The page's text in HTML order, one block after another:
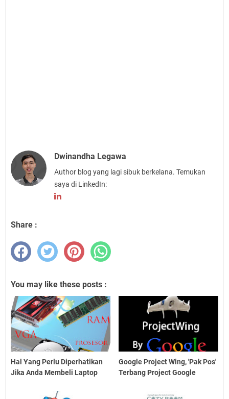
Dwinandha Legawa
Author blog yang lagi sibuk berkelana. Temukan
saya di LinkedIn:
Share :
You may like these posts :
Hal Yang Perlu Diperhatikan
Jika Anda Membeli Laptop
Google Project Wing, 'Pak Pos'
Terbang Project Google